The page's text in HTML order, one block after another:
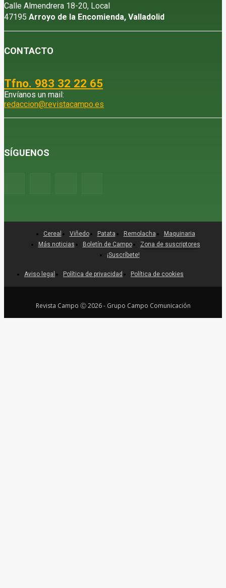
Calle Almendrera 18-20, Local
47195 Arroyo de la Encomienda, Valladolid
CONTACTO
Tfno. 983 32 22 65
Envíanos un mail:
redaccion@revistacampo.es
SÍGUENOS
Aviso legal Política de privacidad Política de cookies
Cereal Viñedo Patata Remolacha
Maquinaria
Más noticias
Boletín de Campo
Zona de suscriptores
¡Suscríbete!
Revista Campo Ⓒ 2026 - Grupo Campo Comunicación